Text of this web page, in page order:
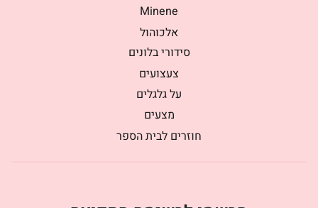
Minene
אלכוהול
סידורי בלונים
צעצועים
על גלגלים
מצעים
חוזרים לבית הספר